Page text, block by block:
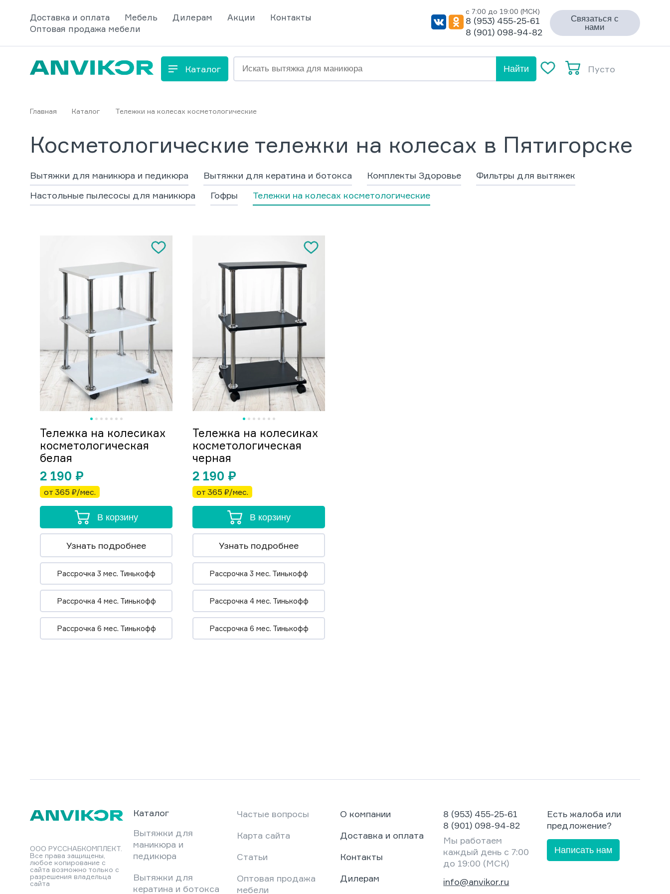
Доставка и оплата Мебель Дилерам Акции
Контакты
Оптовая продажа мебели
с 7:00 до 19:00 (МСК)
8 (953) 455-25-61
8 (901) 098-94-82
Связаться с
нами
Каталог Найти Пусто
Главная Каталог Тележки на колесах косметологические
Косметологические тележки на колесах в Пятигорске
Вытяжки для маникюра и педикюра Вытяжки для кератина и ботокса Комплекты Здоровье
Фильтры для вытяжек
Настольные пылесосы для маникюра
Гофры Тележки на колесах косметологические
Тележка на колесиках
косметологическая
белая
2 190 ₽
от 365 ₽/мес.
В корзину
Узнать подробнее
Рассрочка 3 мес. Тинькофф
Рассрочка 4 мес. Тинькофф
Рассрочка 6 мес. Тинькофф
Тележка на колесиках
косметологическая
черная
2 190 ₽
от 365 ₽/мес.
В корзину
Узнать подробнее
Рассрочка 3 мес. Тинькофф
Рассрочка 4 мес. Тинькофф
Рассрочка 6 мес. Тинькофф
ООО РУССНАБКОМПЛЕКТ.
Все права защищены,
любое копирование с
сайта возможно только с
разрешения владельца
сайта
Каталог
Вытяжки для
маникюра и
педикюра
Вытяжки для
кератина и ботокса
Частые вопросы
Карта сайта
Статьи
Оптовая продажа
мебели
О компании
Доставка и оплата
Контакты
Дилерам
8 (953) 455-25-61
8 (901) 098-94-82
Мы работаем
каждый день с 7:00
до 19:00 (МСК)
info@anvikor.ru
Есть жалоба или
предложение?
Написать нам